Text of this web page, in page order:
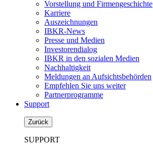
Vorstellung und Firmengeschichte
Karriere
Auszeichnungen
IBKR-News
Presse und Medien
Investorendialog
IBKR in den sozialen Medien
Nachhaltigkeit
Meldungen an Aufsichtsbehörden
Empfehlen Sie uns weiter
Partnerprogramme
Support
Zurück
SUPPORT